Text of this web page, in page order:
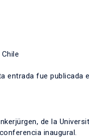
entrada fue publicada
de la
inaugural.